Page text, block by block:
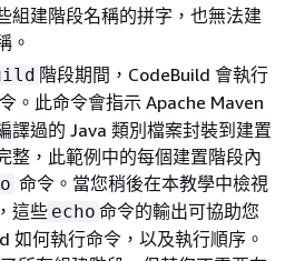
組建階段名稱的拼字，也無法建
。
階段期間，CodeBuild 會執行
。此命令會指示 Apache Maven
譯過的 Java 類別檔案封裝到建置
整，此範例中的每個建置階段內
命令。當您稍後在本教學中檢視
這些 echo 命令的輸出可協助您
如何執行命令，以及執行順序。